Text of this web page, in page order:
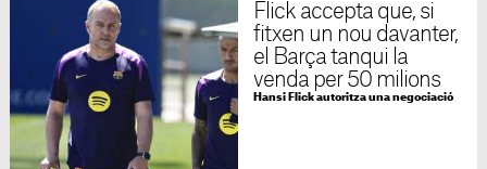
Flick accepta que, si
fitxen un nou davanter,
el Barça tanqui la
venda per 50 milions
Hansi Flick autoritza una negociació